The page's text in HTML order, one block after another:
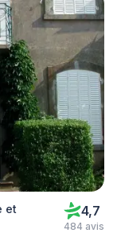
et
4,7
484 avis